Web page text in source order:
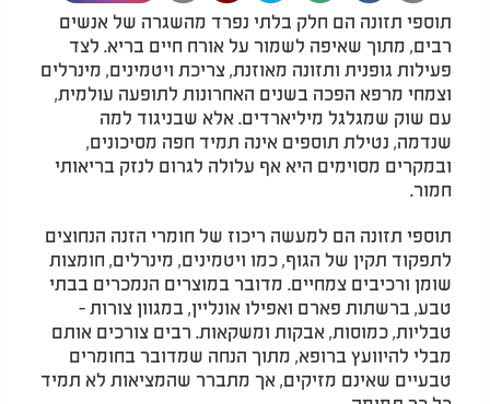
תוספי תזונה הם חלק בלתי נפרד מהשגרה של אנשים
רבים, מתוך שאיפה לשמור על אורח חיים בריא. לצד
פעילות גופנית ותזונה מאוזנת, צריכת ויטמינים, מינרלים
וצמחי מרפא הפכה בשנים האחרונות לתופעה עולמית,
עם שוק שמגלגל מיליארדים. אלא שבניגוד למה
שנדמה, נטילת תוספים אינה תמיד חפה מסיכונים,
ובמקרים מסוימים היא אף עלולה לגרום לנזק בריאותי
חמור.
תוספי תזונה הם למעשה ריכוז של חומרי הזנה הנחוצים
לתפקוד תקין של הגוף, כמו ויטמינים, מינרלים, חומצות
שומן ורכיבים צמחיים. מדובר במוצרים הנמכרים בבתי
טבע, ברשתות פארם ואפילו אונליין, במגוון צורות -
טבליות, כמוסות, אבקות ומשקאות. רבים צורכים אותם
מבלי להיוועץ ברופא, מתוך הנחה שמדובר בחומרים
טבעיים שאינם מזיקים, אך מתברר שהמציאות לא תמיד